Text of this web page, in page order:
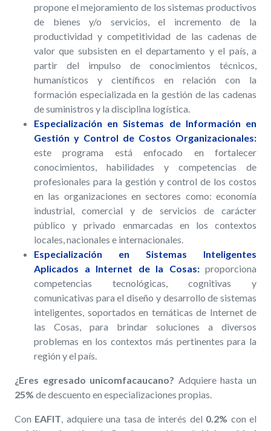
propone el mejoramiento de los sistemas productivos
de bienes y/o servicios, el incremento de la
productividad y competitividad de las cadenas de
valor que subsisten en el departamento y el país, a
partir del impulso de conocimientos técnicos,
humanísticos y científicos en relación con la
formación especializada en la gestión de las cadenas
de suministros y la disciplina logística.
Especialización en Sistemas de Información en
Gestión y Control de Costos Organizacionales:
este programa está enfocado en fortalecer
conocimientos, habilidades y competencias de
profesionales para la gestión y control de los costos
en las organizaciones en sectores como: economía
industrial, comercial y de servicios de carácter
público y privado enmarcadas en los contextos
locales, nacionales e internacionales.
Especialización en Sistemas Inteligentes
Aplicados a Internet de la Cosas: proporciona
competencias tecnológicas, cognitivas y
comunicativas para el diseño y desarrollo de sistemas
inteligentes, soportados en temáticas de Internet de
las Cosas, para brindar soluciones a diversos
problemas en los contextos más pertinentes para la
región y el país.
¿Eres egresado unicomfacaucano? Adquiere hasta un
25% de descuento en especializaciones propias.
Con EAFIT , adquiere una tasa de interés del 0.2% con el